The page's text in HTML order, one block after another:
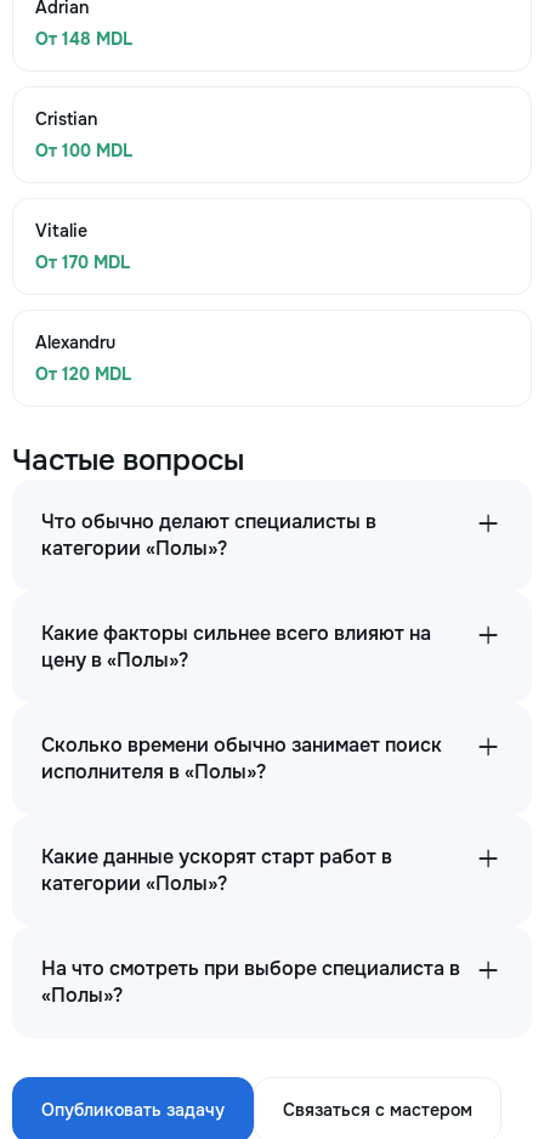
Adrian
От 148 MDL
Cristian
От 100 MDL
Vitalie
От 170 MDL
Alexandru
От 120 MDL
Частые вопросы
Что обычно делают специалисты в
категории «Полы»?
Какие факторы сильнее всего влияют на
цену в «Полы»?
Сколько времени обычно занимает поиск
исполнителя в «Полы»?
Какие данные ускорят старт работ в
категории «Полы»?
На что смотреть при выборе специалиста в
«Полы»?
Опубликовать задачу Связаться с мастером